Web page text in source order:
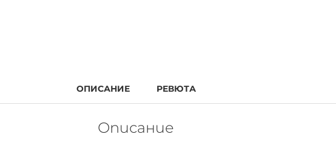
ОПИСАНИЕ РЕВЮТА
Описание